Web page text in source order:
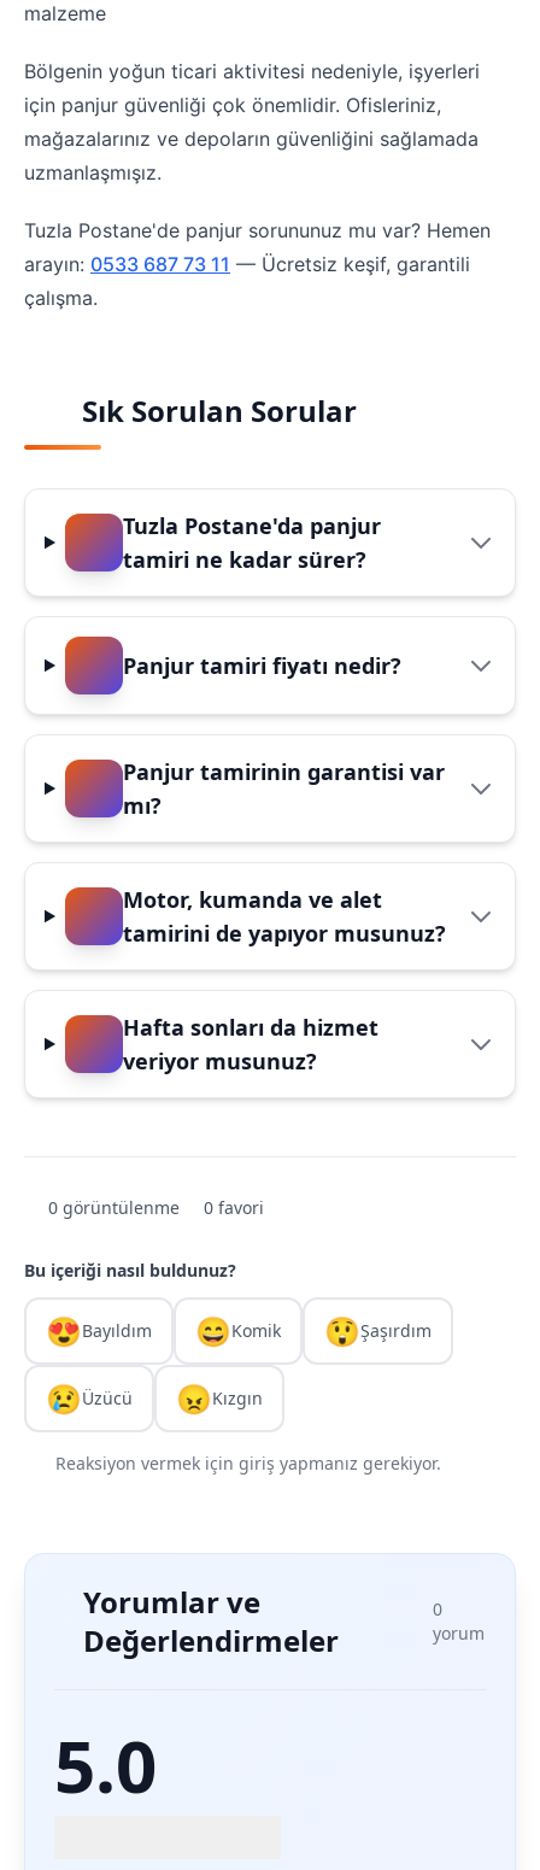
malzeme
Bölgenin yoğun ticari aktivitesi nedeniyle, işyerleri
için panjur güvenliği çok önemlidir. Ofisleriniz,
mağazalarınız ve depoların güvenliğini sağlamada
uzmanlaşmışız.
Tuzla Postane'de panjur sorununuz mu var? Hemen
arayın: 0533 687 73 11 — Ücretsiz keşif, garantili
çalışma.
Sık Sorulan Sorular
Tuzla Postane'da panjur
tamiri ne kadar sürer?
Panjur tamiri fiyatı nedir?
Panjur tamirinin garantisi var
mı?
Motor, kumanda ve alet
tamirini de yapıyor musunuz?
Hafta sonları da hizmet
veriyor musunuz?
0 görüntülenme 0 favori
Bu içeriği nasıl buldunuz?
😍Bayıldım 😄Komik 😲Şaşırdım
😢Üzücü 😠Kızgın
Reaksiyon vermek için giriş yapmanız gerekiyor.
Yorumlar ve
Değerlendirmeler
0
yorum
5.0